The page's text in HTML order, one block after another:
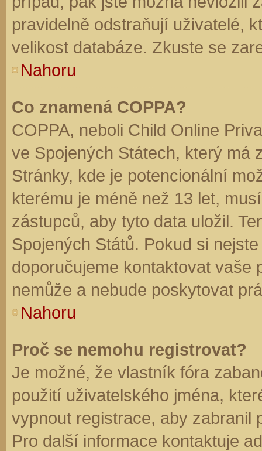
pravidelně odstraňují uživatelé,
velikost databáze. Zkuste se
Nahoru
Co znamená COPPA?
COPPA, neboli Child Online
ve Spojených Státech, který má
Stránky, kde je potencionální
kterému je méně než 13 let,
zástupců, aby tyto data uložil.
Spojených Států. Pokud si
doporučujeme kontaktovat vaše
nemůže a nebude poskytovat
Nahoru
Proč se nemohu registrovat?
Je možné, že vlastník fóra
použití uživatelského jména,
vypnout registrace, aby zabranil
Pro další informace kontaktuje